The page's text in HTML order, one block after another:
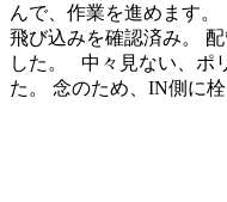
んで、作業を進めます
飛び込みを確認済み。
した。 中々見ない、ポ
た。 念のため、IN側に